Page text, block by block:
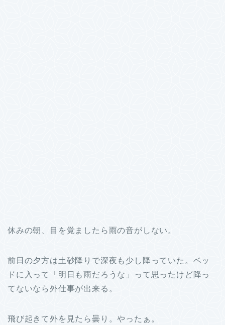
休みの朝、目を覚ましたら雨の音がしない。
前日の夕方は土砂降りで深夜も少し降っていた。ベッ
ドに入って「明日も雨だろうな」って思ったけど降っ
てないなら外仕事が出来る。
飛び起きて外を見たら曇り。やったぁ。